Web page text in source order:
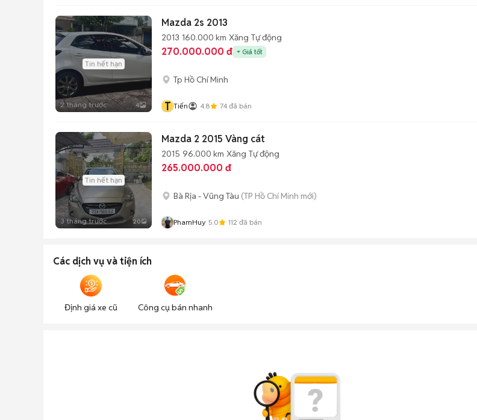
Tin hết hạn
2 tháng trước 4
Mazda 2s 2013
2013 160.000 km Xăng Tự động
270.000.000 đ Giá tốt
Tp Hồ Chí Minh
T Tiến 4.8 74 đã bán
Tin hết hạn
3 tháng trước 20
Mazda 2 2015 Vàng cát
2015 96.000 km Xăng Tự động
265.000.000 đ
Bà Rịa - Vũng Tàu (TP Hồ Chí Minh mới)
PhamHuy 5.0 112 đã bán
Các dịch vụ và tiện ích
Định giá xe cũ Công cụ bán nhanh